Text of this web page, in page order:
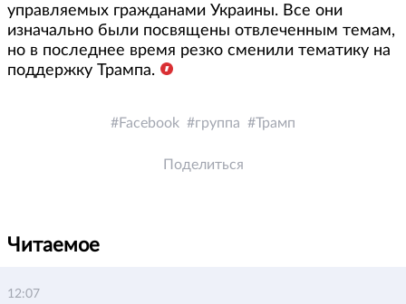
управляемых гражданами Украины. Все они
изначально были посвящены отвлеченным темам,
но в последнее время резко сменили тематику на
поддержку Трампа.
Facebook группа Трамп
Поделиться
Читаемое
12:07